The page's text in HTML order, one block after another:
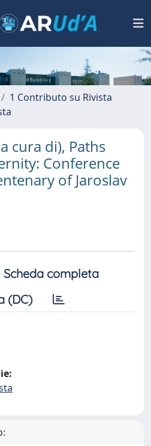
1 Contributo su Rivista
cura di), Paths
Conference
of Jaroslav
Scheda completa
(DC)